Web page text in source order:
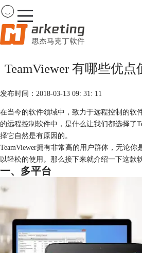
下载
购买
案例
服务
TeamViewer 有哪些优
发布时间：2018-03-13 09: 31: 11
在当今的软件领域中，致力于远程控制的软
的远程控制软件中，是什么让我们都选择了
择它自然是有原因的。
TeamViewer拥有非常高的用户群体，无论
以轻松的使用。那么接下来就介绍一下这款
一、多平台